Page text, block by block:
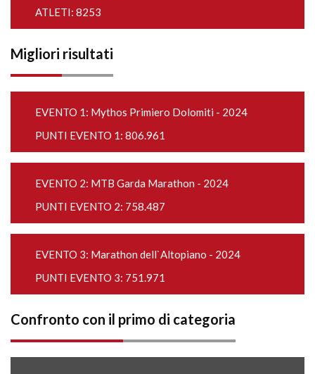
ATLETI: 8253
Migliori risultati
EVENTO 1: Mythos Primiero Dolomiti - 2024
PUNTI EVENTO 1: 806.961
EVENTO 2: MTB Garda Marathon - 2024
PUNTI EVENTO 2: 758.487
EVENTO 3: Marathon dell`Altopiano - 2024
PUNTI EVENTO 3: 751.971
Confronto con il primo di categoria